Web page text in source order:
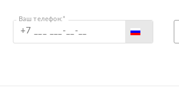
Ваш телефон:*